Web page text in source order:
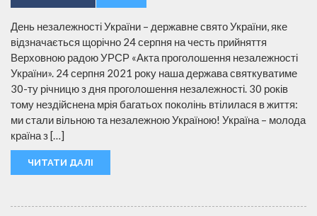
День незалежності України – державне свято України, яке
відзначається щорічно 24 серпня на честь прийняття
Верховною радою УРСР «Акта проголошення незалежності
України». 24 серпня 2021 року наша держава святкуватиме
30-ту річницю з дня проголошення незалежності. 30 років
тому нездійснена мрія багатьох поколінь втілилася в життя:
ми стали вільною та незалежною Україною! Україна – молода
країна з […]
ЧИТАТИ ДАЛІ